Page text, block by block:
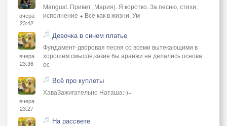
вчера
23:42
Mangust. Привет, Мария). Я коротко. За песню, стихи,
исполнение + Всё как в жизни. Ум
вчера
23:36
Девочка в синем платье
Фундамент-дворовая песня со всеми вытекающими в
хорошем смысле,какие бы аранжи не делались основа
ос
вчера
23:27
Всё про куплеты
ХаваЗажигательно Наташа:-)+
На рассвете